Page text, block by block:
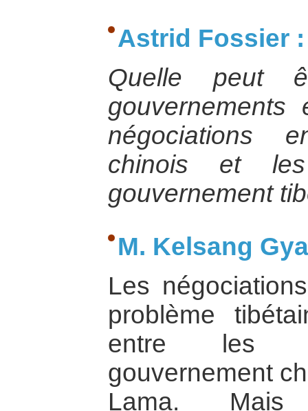
Astrid Fossier :
Quelle peut
gouvernements
négociations
chinois et les
gouvernement
M. Kelsang
Les
problème
entre les
gouvernement
Lama. Mais